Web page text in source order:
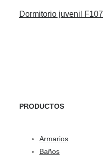
Dormitorio juvenil F107
PRODUCTOS
Armarios
Baños